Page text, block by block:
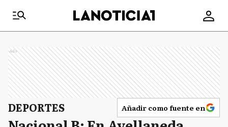
Ads
DEPORTES Añadir como fuente en